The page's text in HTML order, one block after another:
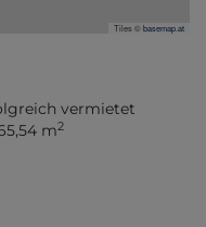
Tiles ©basemap.at
vermietet
m2